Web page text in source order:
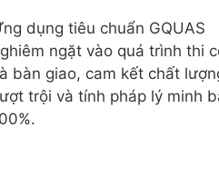
dụng tiêu chuẩn GQUAS
ngặt vào quá trình thi
bàn giao, cam kết chất
trội và tính pháp lý minh